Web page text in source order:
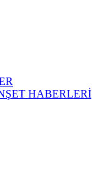
HABERLERİ